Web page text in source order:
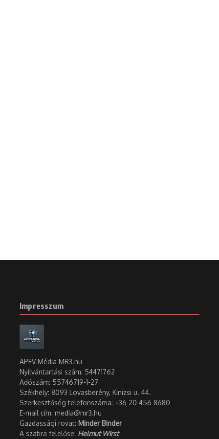
Impresszum
APEV Média MR3.hu
Nyilvántartási szám: 54471762
Adószám: 55746719-1-27
Székhely: 8093 Lovasberény, Kinizsi u. 44.
Szerkesztőség telefonszáma: +36 20 456 8680
E-mail cím: media@mr3.hu
Gazdassági rovat: Minder Binder
A szatira felelőse: Helmut Wirst